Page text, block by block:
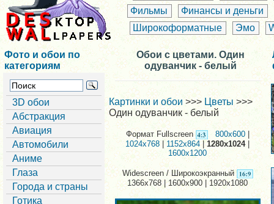
Фильмы
Финансы и деньги
Широкоформатные
Эмо
Фото и обои по
категориям
3D обои
Абстракция
Авиация
Автомобили
Аниме
Глаза
Города и страны
Готика
Обои с цветами. Один
одуванчик - белый
Картинки и обои >>> Цветы>>>
Один одуванчик - белый
Формат Fullscreen 800x600
1024x768
1152x864|1280x1024|
1600x1200
Widescreen / Широкоэкранный
1366x768 | 1600x900 | 1920x1080